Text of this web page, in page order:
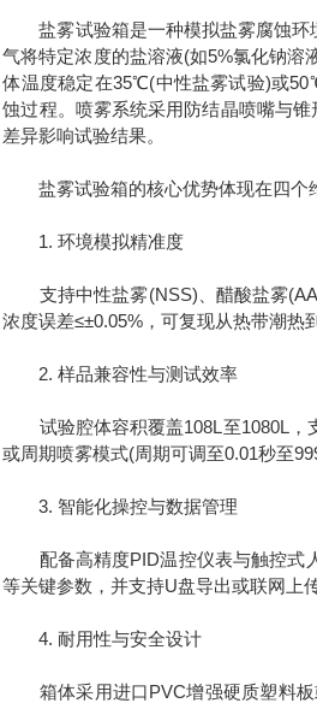
盐雾试验箱是一种模拟盐雾腐蚀环
气将特定浓度的盐溶液(如5%氯化钠溶
体温度稳定在35℃(中性盐雾试验)或
蚀过程。喷雾系统采用防结晶喷嘴与
差异影响试验结果。
盐雾试验箱的核心优势体现在四个
1. 环境模拟精准度
支持中性盐雾(NSS)、醋酸盐雾
浓度误差≤±0.05%，可复现从热带潮热
2. 样品兼容性与测试效率
试验腔体容积覆盖108L至1080L，
或周期喷雾模式(周期可调至0.01秒至
3. 智能化操控与数据管理
配备高精度PID温控仪表与触控式人
等关键参数，并支持U盘导出或联网上
4. 耐用性与安全设计
箱体采用进口PVC增强硬质塑料板